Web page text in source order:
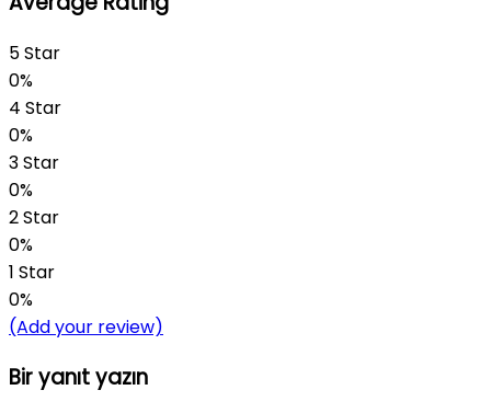
5 Star
0%
4 Star
0%
3 Star
0%
2 Star
0%
1 Star
0%
(Add your review)
Bir yanıt yazın